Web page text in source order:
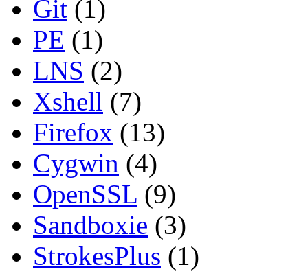
Git (1)
PE (1)
LNS (2)
Xshell (7)
Firefox (13)
Cygwin (4)
OpenSSL (9)
Sandboxie (3)
StrokesPlus (1)